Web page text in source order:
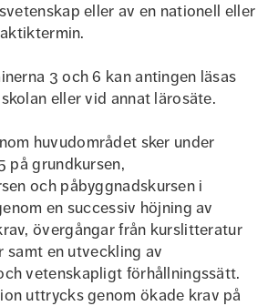
eller av en nationell eller
3 och 6 kan antingen läsas
eller vid annat lärosäte.
huvudområdet sker under
på grundkursen,
och påbyggnadskursen i
en successiv höjning av
övergångar från kurslitteratur
en utveckling av
vetenskapligt förhållningssätt.
uttrycks genom ökade krav på